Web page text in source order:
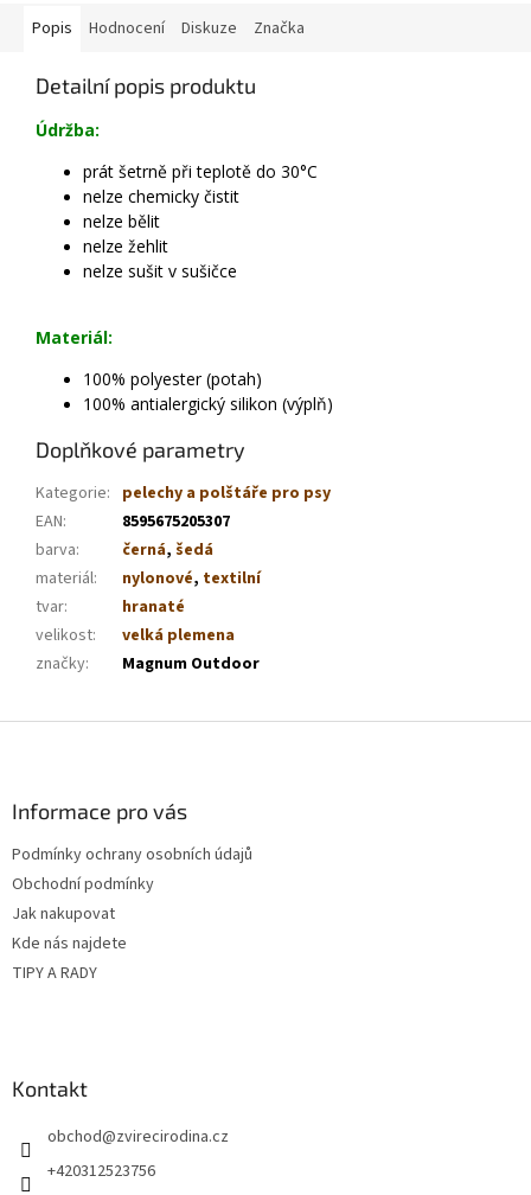
Popis Hodnocení Diskuze Značka
Detailní popis produktu
Údržba:
prát šetrně při teplotě do 30°C
nelze chemicky čistit
nelze bělit
nelze žehlit
nelze sušit v sušičce
Materiál:
100% polyester (potah)
100% antialergický silikon (výplň)
Doplňkové parametry
Kategorie: pelechy a polštáře pro psy
EAN:
8595675205307
barva: černá, šedá
materiál: nylonové, textilní
tvar:
hranaté
velikost:
velká plemena
značky: Magnum Outdoor
Informace pro vás
Podmínky ochrany osobních údajů
Obchodní podmínky
Jak nakupovat
Kde nás najdete
TIPY A RADY
Kontakt
obchod@zvirecirodina.cz
+420312523756